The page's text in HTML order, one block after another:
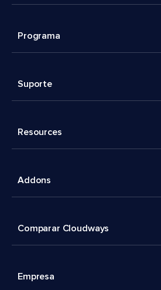
Programa
Suporte
Resources
Addons
Comparar Cloudways
Empresa